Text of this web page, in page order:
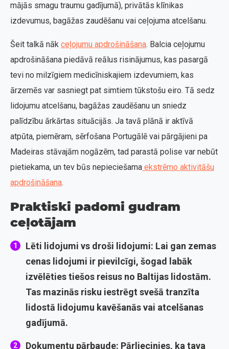
mājās smagu traumu gadījumā), privātās klīnikas
izdevumus, bagāžas zaudēšanu vai ceļojuma atcelšanu.
Šeit talkā nāk ceļojumu apdrošināšana. Balcia ceļojumu
apdrošināšana piedāvā reālus risinājumus, kas pasargā
tevi no milzīgiem medicīniskajiem izdevumiem, kas
ārzemēs var sasniegt pat simtiem tūkstošu eiro. Tā sedz
lidojumu atcelšanu, bagāžas zaudēšanu un sniedz
palīdzību ārkārtas situācijās. Ja tavā plānā ir aktīvā
atpūta, piemēram, sērfošana Portugālē vai pārgājieni pa
Madeiras stāvajām nogāzēm, tad parastā polise var nebūt
pietiekama, un tev būs nepieciešama ekstrēmo aktivitāšu
apdrošināšana.
Praktiski padomi gudram
ceļotājam
Lēti lidojumi vs droši lidojumi: Lai gan zemas
cenas lidojumi ir pievilcīgi, šogad labāk
izvēlēties tiešos reisus no Baltijas lidostām.
Tas mazinās risku iestrēgt svešā tranzīta
lidostā lidojumu kavēšanās vai atcelšanas
gadījumā.
Dokumentu pārbaude: Pārliecinies, ka tava